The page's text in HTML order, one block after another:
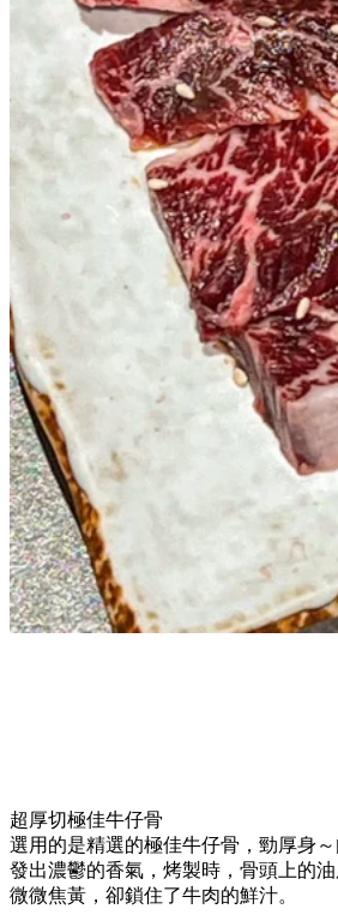
超厚切極佳牛仔骨
選用的是精選的極佳牛仔骨，勁厚身
發出濃鬱的香氣，烤製時，骨頭上的
微微焦黃，卻鎖住了牛肉的鮮汁。